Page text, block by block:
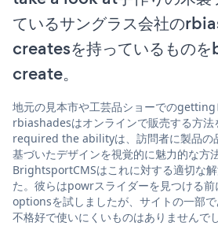
ているサングラス会社の
createsを持っているもの
create。
地元の見本市や工芸品ショーでのgetting
rbiashadesはオンラインで販売する方法
required the abilityは、訪問者に製品の
基づいたデザインを視覚的に魅力的な方
BrightsportCMSはこれに対する適切な
た。彼らはpowrスライダーを見つける
optionsを試しましたが、サイトの一部で
不格好で使いにくいものはありませんでし